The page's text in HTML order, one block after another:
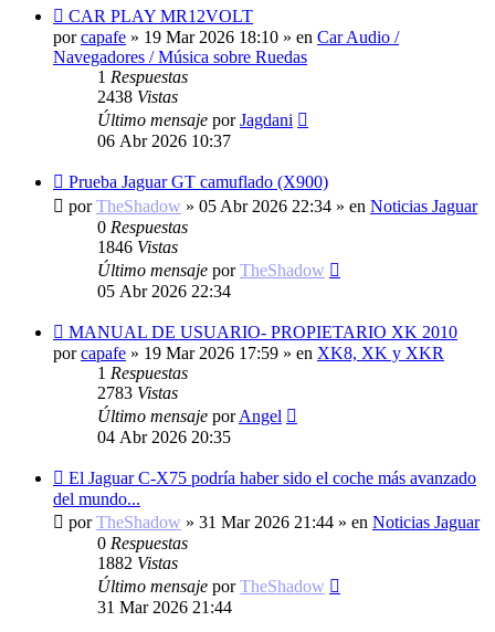
Nuevo
mensaje
CAR PLAY MR12VOLT
porcapafe » 19 Mar 2026 18:10 » en Car Audio /
Navegadores / Música sobre Ruedas
1 Respuestas
2438 Vistas
Último mensaje porJagdani
06 Abr 2026 10:37
Nuevo
mensaje
Prueba Jaguar GT camuflado (X900)
porTheShadow » 05 Abr 2026 22:34 » en Noticias Jaguar
0 Respuestas
1846 Vistas
Último mensaje porTheShadow
05 Abr 2026 22:34
Nuevo
mensaje
MANUAL DE USUARIO- PROPIETARIO XK 2010
porcapafe » 19 Mar 2026 17:59 » en XK8, XK y XKR
1 Respuestas
2783 Vistas
Último mensaje porAngel
04 Abr 2026 20:35
Nuevo
mensaje
El Jaguar C-X75 podría haber sido el coche más avanzado
del mundo...
porTheShadow » 31 Mar 2026 21:44 » en Noticias Jaguar
0 Respuestas
1882 Vistas
Último mensaje porTheShadow
31 Mar 2026 21:44